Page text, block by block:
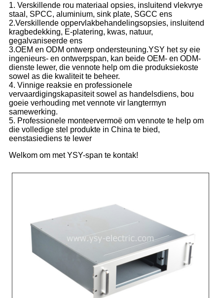
1. Verskillende rou materiaal opsies, insluitend vlekvrye
staal, SPCC, aluminium, sink plate, SGCC ens
2.Verskillende oppervlakbehandelingsopsies, insluitend
kragbedekking, E-platering, kwas, natuur,
gegalvaniseerde ens
3.OEM en ODM ontwerp ondersteuning.YSY het sy eie
ingenieurs- en ontwerpspan, kan beide OEM- en ODM-
dienste lewer, die vennote help om die produksiekoste
sowel as die kwaliteit te beheer.
4. Vinnige reaksie en professionele
vervaardigingskapasiteit sowel as handelsdiens, bou
goeie verhouding met vennote vir langtermyn
samewerking.
5. Professionele monteervermoë om vennote te help om
die volledige stel produkte in China te bied,
eenstasiediens te lewer
Welkom om met YSY-span te kontak!